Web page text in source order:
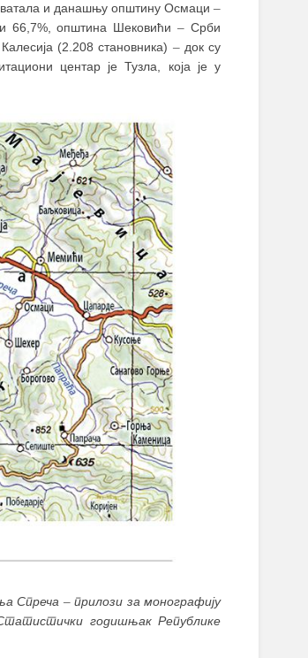
и данашњу општину Осмаци –
66,7%, општина Шековићи– Срби
(2.208 становника) –док су
центар је Тузла, која је у
Спреча –прилози за монографију
годишњак Републике